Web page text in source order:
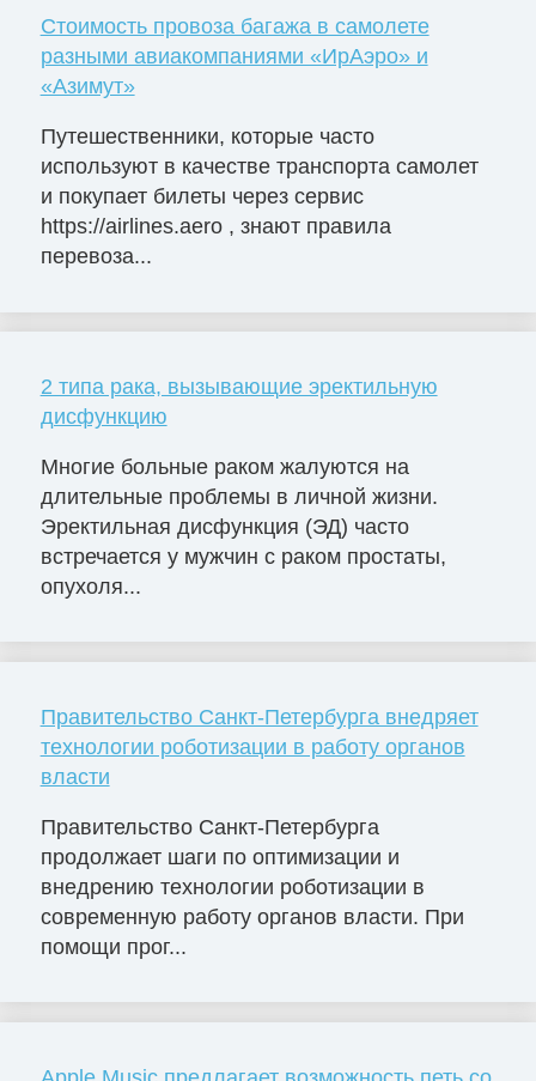
Стоимость провоза багажа в самолете
разными авиакомпаниями «ИрАэро» и
«Азимут»
Путешественники, которые часто
используют в качестве транспорта самолет
и покупает билеты через сервис
https://airlines.aero , знают правила
перевоза...
2 типа рака, вызывающие эректильную
дисфункцию
Многие больные раком жалуются на
длительные проблемы в личной жизни.
Эректильная дисфункция (ЭД) часто
встречается у мужчин с раком простаты,
опухоля...
Правительство Санкт-Петербурга внедряет
технологии роботизации в работу органов
власти
Правительство Санкт-Петербурга
продолжает шаги по оптимизации и
внедрению технологии роботизации в
современную работу органов власти. При
помощи прог...